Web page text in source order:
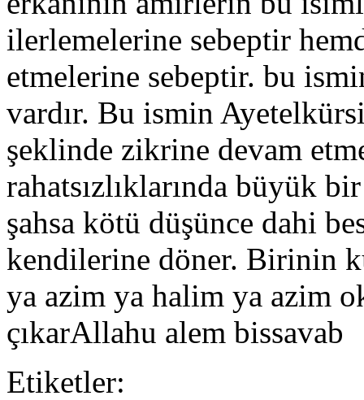
ilerlemelerine sebeptir
etmelerine sebeptir. bu
vardır. Bu ismin
şeklinde zikrine devam
rahatsızlıklarında büyük
şahsa kötü düşünce dahi
kendilerine döner. Birinin
ya azim ya halim ya azim
çıkarAllahu alem bissavab
Etiketler: